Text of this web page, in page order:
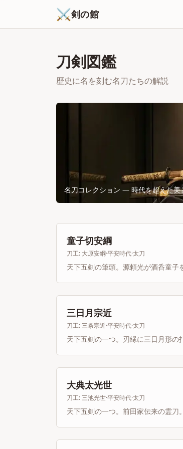
⚔剣の館
刀剣図鑑
歴史に名を刻む名刀たちの解説
名刀コレクション ― 時代を超えた美
童子切安綱
刀工: 大原安綱·平安時代·太刀
天下五剣の筆頭。源頼光が酒呑童子
三日月宗近
刀工:三条宗近·平安時代·太刀
天下五剣の一つ。刃縁に三日月形の
大典太光世
刀工:三池光世·平安時代·太刀
天下五剣の一つ。前田家伝来の霊刀